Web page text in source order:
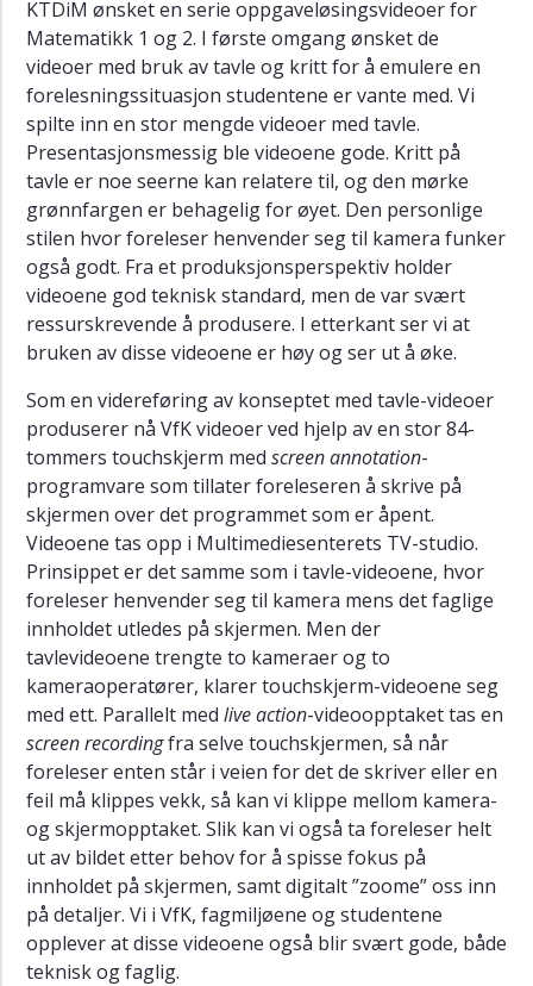
KTDiM ønsket en serie oppgaveløsingsvideoer for
Matematikk 1 og 2. I første omgang ønsket de
videoer med bruk av tavle og kritt for å emulere en
forelesningssituasjon studentene er vante med. Vi
spilte inn en stor mengde videoer med tavle.
Presentasjonsmessig ble videoene gode. Kritt på
tavle er noe seerne kan relatere til, og den mørke
grønnfargen er behagelig for øyet. Den personlige
stilen hvor foreleser henvender seg til kamera funker
også godt. Fra et produksjonsperspektiv holder
videoene god teknisk standard, men de var svært
ressurskrevende å produsere. I etterkant ser vi at
bruken av disse videoene er høy og ser ut å øke.
Som en videreføring av konseptet med tavle-videoer
produserer nå VfK videoer ved hjelp av en stor 84-
tommers touchskjerm med screen annotation-
programvare som tillater foreleseren å skrive på
skjermen over det programmet som er åpent.
Videoene tas opp i Multimediesenterets TV-studio.
Prinsippet er det samme som i tavle-videoene, hvor
foreleser henvender seg til kamera mens det faglige
innholdet utledes på skjermen. Men der
tavlevideoene trengte to kameraer og to
kameraoperatører, klarer touchskjerm-videoene seg
med ett. Parallelt med live action-videoopptaket tas en
screen recordingfra selve touchskjermen, så når
foreleser enten står i veien for det de skriver eller en
feil må klippes vekk, så kan vi klippe mellom kamera-
og skjermopptaket. Slik kan vi også ta foreleser helt
ut av bildet etter behov for å spisse fokus på
innholdet på skjermen, samt digitalt ”zoome” oss inn
på detaljer. Vi i VfK, fagmiljøene og studentene
opplever at disse videoene også blir svært gode, både
teknisk og faglig.